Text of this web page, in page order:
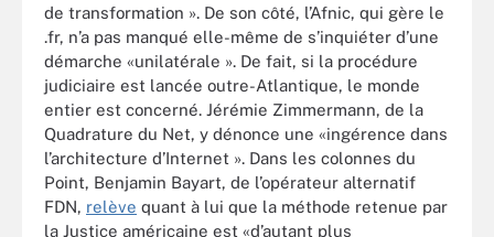
de transformation ». De son côté, l’Afnic, qui gère le
.fr, n’a pas manqué elle-même de s’inquiéter d’une
démarche «unilatérale ». De fait, si la procédure
judiciaire est lancée outre-Atlantique, le monde
entier est concerné. Jérémie Zimmermann, de la
Quadrature du Net, y dénonce une «ingérence dans
l’architecture d’Internet ». Dans les colonnes du
Point, Benjamin Bayart, de l’opérateur alternatif
FDN, relève quant à lui que la méthode retenue par
la Justice américaine est «d’autant plus